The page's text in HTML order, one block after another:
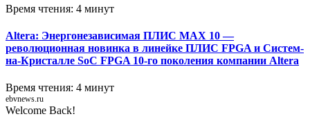
Время чтения: 4 минут
Altera: Энергонезависимая ПЛИС MAX 10 —
революционная новинка в линейке ПЛИС FPGA и Систем-
на-Кристалле SoC FPGA 10-го поколения компании Altera
Время чтения: 4 минут
ebvnews.ru
Welcome Back!